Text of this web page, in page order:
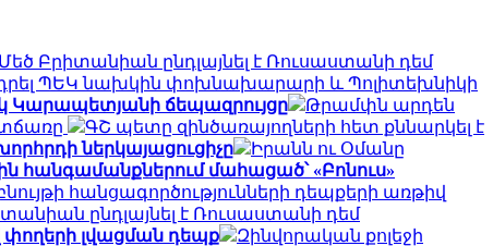
Մեծ Բրիտանիան ընդլայնել է Ռուսաստանի դեմ
ՊԵԿ նախկին փոխնախարարի և Պոլիտեխնիկի
Կարապետյանի ճեպազրույցը
Թրամփն արդեն
ԳՇ պետը զինծառայողների հետ քննարկել է
ներկայացուցիչը
Իրանն ու Օմանը
հանգամանքներում մահացած՝ «Բոնուս»
հանցագործությունների դեպքերի առթիվ
ընդլայնել է Ռուսաստանի դեմ
լվացման դեպք
Զինվորական քոլեջի